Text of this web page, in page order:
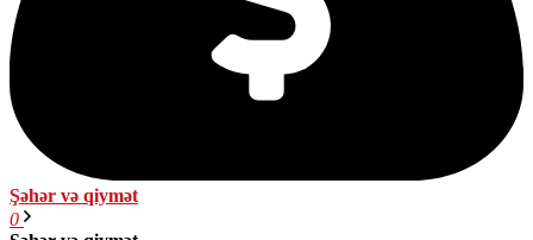
Şəhər və qiymət
0